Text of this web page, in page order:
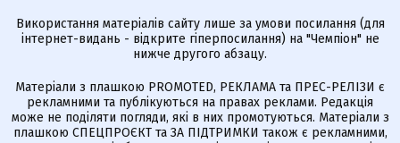
Використання матеріалів сайту лише за умови посилання (для
інтернет-видань - відкрите гіперпосилання) на "Чемпіон" не
нижче другого абзацу.
Матеріали з плашкою PROMOTED, РЕКЛАМА та ПРЕС-РЕЛІЗИ є
рекламними та публікуються на правах реклами. Редакція
може не поділяти погляди, які в них промотуються. Матеріали з
плашкою СПЕЦПРОЄКТ та ЗА ПІДТРИМКИ також є рекламними,